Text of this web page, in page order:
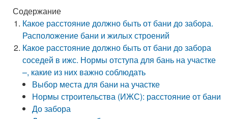
Содержание
Какое расстояние должно быть от бани до забора.
Расположение бани и жилых строений
Какое расстояние должно быть от бани до забора
соседей в ижс. Нормы отступа для бань на участке
–, какие из них важно соблюдать
Выбор места для бани на участке
Нормы строительства (ИЖС): расстояние от бани
До забора